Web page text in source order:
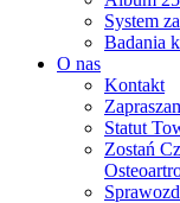
System
Badania
O nas
Kontakt
Statut
Zostań